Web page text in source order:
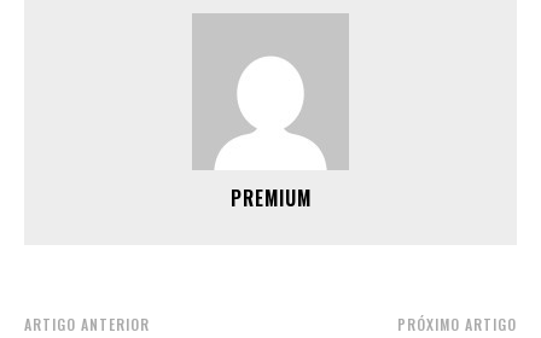
PREMIUM
ARTIGO ANTERIOR PRÓXIMO ARTIGO